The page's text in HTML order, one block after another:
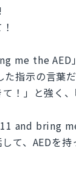
me the AED
た指示の言葉
て！」と強く
and bring
て、AEDを持